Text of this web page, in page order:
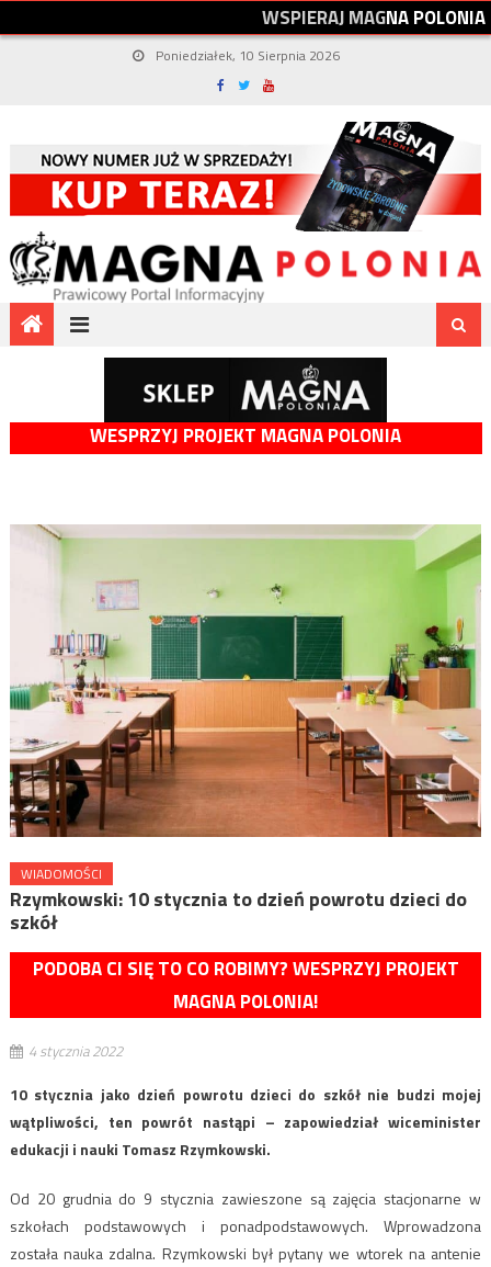
WSPIERAJMAGNAPOLONIA
Poniedziałek, 10 Sierpnia 2026
WESPRZYJ PROJEKT MAGNA POLONIA
WIADOMOŚCI
Rzymkowski: 10 stycznia to dzień powrotu dzieci do
szkół
PODOBA CI SIĘ TO CO ROBIMY? WESPRZYJ PROJEKT
MAGNA POLONIA!
4 stycznia 2022
10 stycznia jako dzień powrotu dzieci do szkół nie budzi mojej
wątpliwości, ten powrót nastąpi – zapowiedział wiceminister
edukacji i nauki Tomasz Rzymkowski.
Od 20 grudnia do 9 stycznia zawieszone są zajęcia stacjonarne w
szkołach podstawowych i ponadpodstawowych. Wprowadzona
została nauka zdalna. Rzymkowski był pytany we wtorek na antenie